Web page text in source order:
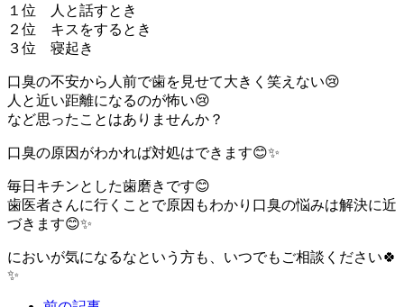
１位 人と話すとき
２位 キスをするとき
３位 寝起き
口臭の不安から人前で歯を見せて大きく笑えない😢
人と近い距離になるのが怖い😢
など思ったことはありませんか？
口臭の原因がわかれば対処はできます😊✨
毎日キチンとした歯磨きです😊
歯医者さんに行くことで原因もわかり口臭の悩みは解決に近
づきます😊✨
においが気になるなという方も、いつでもご相談ください🍀
✨